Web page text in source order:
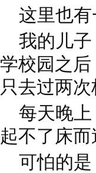
这里也有
我的儿子
学校园之
只去过两次
每天晚上
起不了床
可怕的是